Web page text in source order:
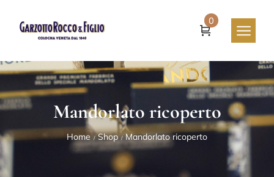
0
Mandorlato ricoperto
Home / Shop / Mandorlato ricoperto